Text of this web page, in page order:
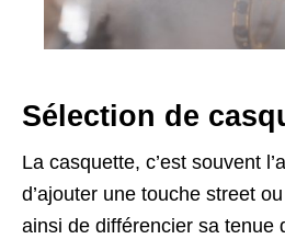
Sélection de
La casquette, c’est souvent
d’ajouter une touche street
ainsi de différencier sa tenue